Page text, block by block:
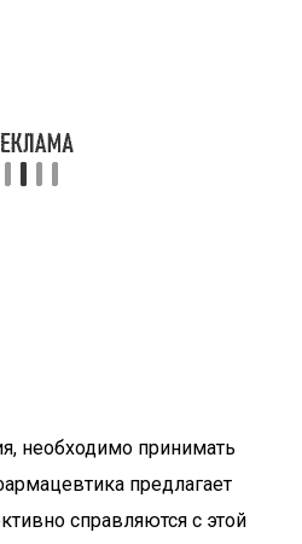
необходимо принимать
предлагает
справляются с этой